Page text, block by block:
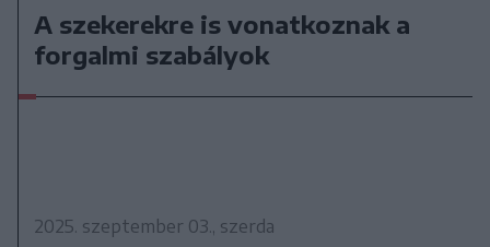
A szekerekre is vonatkoznak a
forgalmi szabályok
2025. szeptember 03., szerda